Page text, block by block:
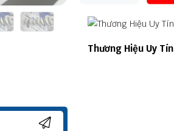
Thương Hiệu Uy Tín